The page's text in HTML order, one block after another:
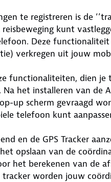
te registreren is de
kunt
Deze
verkregen uit jouw
functionaliteiten, dien
het installeren van de
up scherm gevraagd
telefoon kunt
en de GPS Tracker
opslaan van de
het berekenen van de
worden jouw